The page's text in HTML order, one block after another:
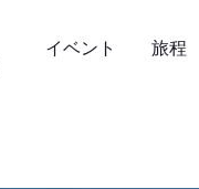
イベント 旅程